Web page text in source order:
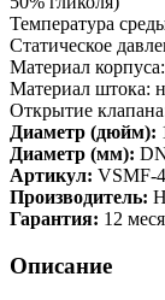
Температура
Статическое
Материал
Материал штока:
Открытие
Диаметр (дюйм):
Диаметр (мм):
Артикул: VSMF-
Производитель:
Гарантия: 12
Описание